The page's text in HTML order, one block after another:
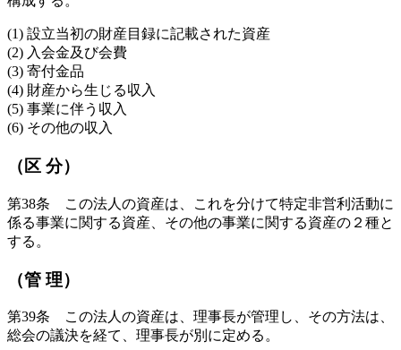
(1) 設立当初の財産目録に記載された資産
(2) 入会金及び会費
(3) 寄付金品
(4) 財産から生じる収入
(5) 事業に伴う収入
(6) その他の収入
（区 分）
第38条 この法人の資産は、これを分けて特定非営利活動に
係る事業に関する資産、その他の事業に関する資産の２種と
する。
（管 理）
第39条 この法人の資産は、理事長が管理し、その方法は、
総会の議決を経て、理事長が別に定める。